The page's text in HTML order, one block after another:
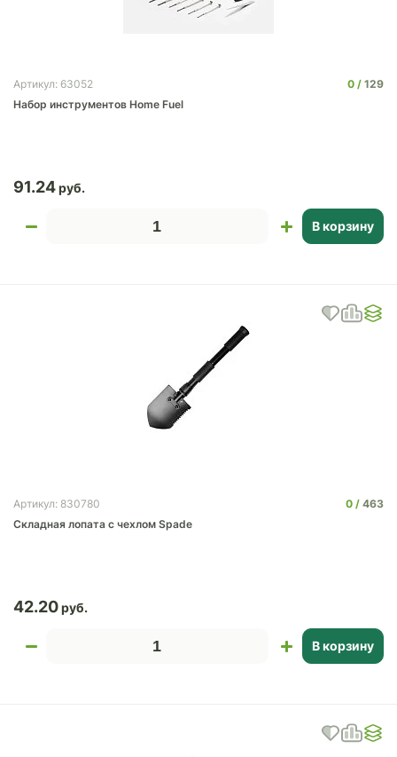
Артикул: 63052 0
129
Набор инструментов Home Fuel
91.24
В корзину
Артикул: 830780 0
463
Складная лопата c чехлом Spade
42.20
В корзину